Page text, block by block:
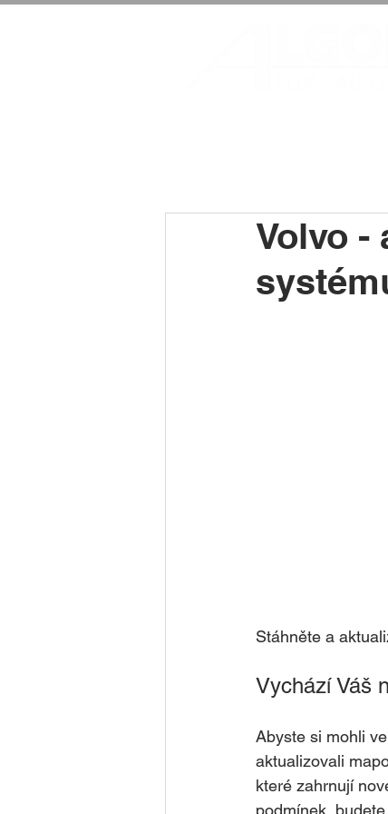
Volvo -
Stáhněte a
Vychází Váš
Abyste si mohli
aktualizovali
které zahrnují